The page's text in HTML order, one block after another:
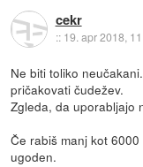
cekr
:: 19. apr 2018,
Ne biti toliko
pričakovati čudežev.
Zgleda, da uporabljajo
Če rabiš manj kot
ugoden.